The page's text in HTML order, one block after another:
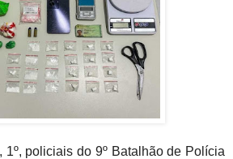
1º, policiais do 9º Batalhão de Polícia